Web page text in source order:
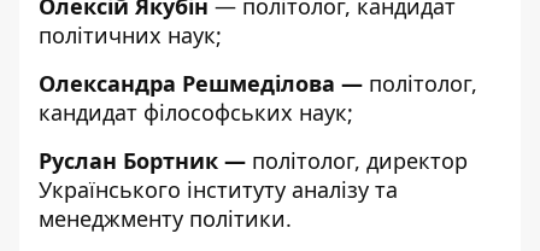
Олексій Якубін — політолог, кандидат
політичних наук;
Олександра Решмеділова — політолог,
кандидат філософських наук;
Руслан Бортник — політолог, директор
Українського інституту аналізу та
менеджменту політики.